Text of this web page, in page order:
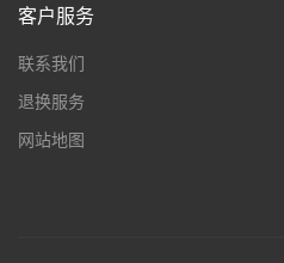
客户服务
联系我们
退换服务
网站地图